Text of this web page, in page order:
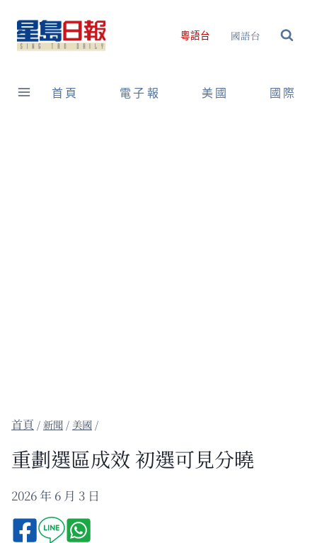
content
粵語台 國語台
首頁 電子報 美國 國際
/新聞 / 美國 /
重劃選區成效 初選可見分曉
2026 年 6 月 3 日